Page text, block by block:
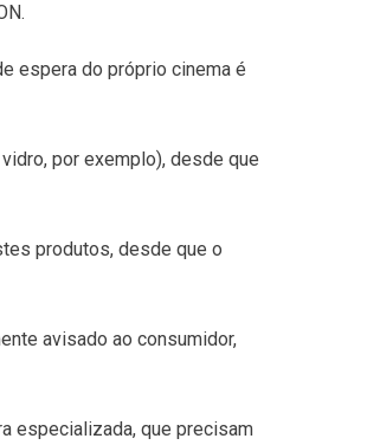
espera do próprio cinema é
por exemplo), desde que
produtos, desde que o
avisado ao consumidor,
especializada, que precisam